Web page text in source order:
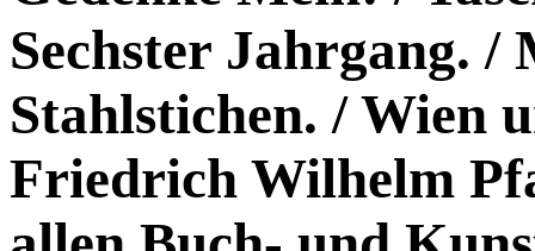
Sechster Jahrgang.
Stahlstichen. / Wien
Friedrich Wilhelm